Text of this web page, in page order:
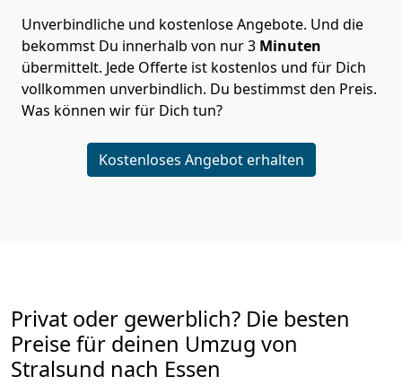
Unverbindliche und kostenlose Angebote. Und die
bekommst Du innerhalb von nur3 Minuten
übermittelt. Jede Offerte ist kostenlos und für Dich
vollkommen unverbindlich. Du bestimmst den Preis.
Was können wir für Dich tun?
Kostenloses Angebot erhalten
Privat oder gewerblich? Die besten
Preise für deinen Umzug von
Stralsund nach Essen